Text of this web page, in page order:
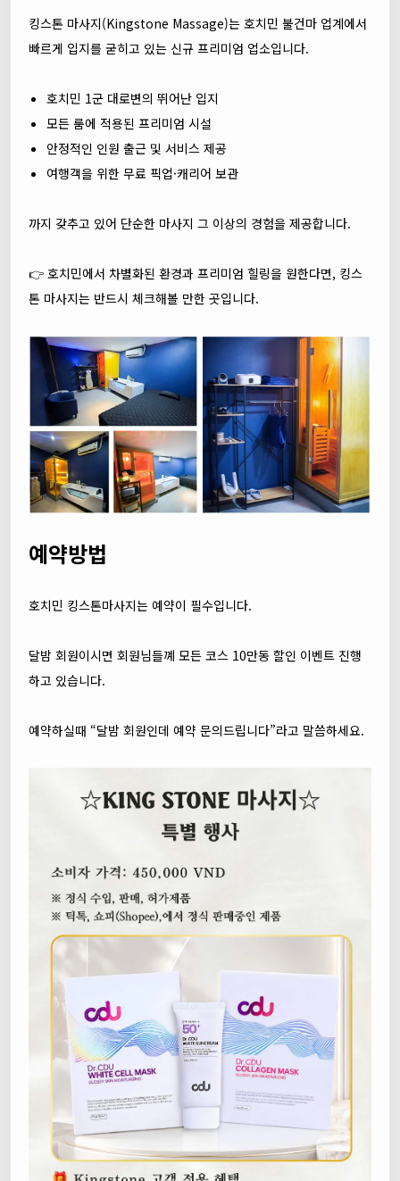
킹스톤 마사지(Kingstone Massage)는 호치민 불건마 업계에서
빠르게 입지를 굳히고 있는 신규 프리미엄 업소입니다.
호치민 1군 대로변의 뛰어난 입지
모든 룸에 적용된 프리미엄 시설
안정적인 인원 출근 및 서비스 제공
여행객을 위한 무료 픽업·캐리어 보관
까지 갖추고 있어 단순한 마사지 그 이상의 경험을 제공합니다.
👉 호치민에서 차별화된 환경과 프리미엄 힐링을 원한다면, 킹스
톤 마사지는 반드시 체크해볼 만한 곳입니다.
예약방법
호치민 킹스톤마사지는 예약이 필수입니다.
달밤 회원이시면 회원님들꼐 모든 코스 10만동 할인 이벤트 진행
하고 있습니다.
예약하실때 “달밤 회원인데 예약 문의드립니다”라고 말씀하세요.